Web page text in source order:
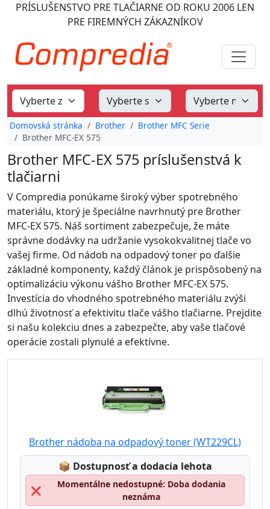
PRÍSLUŠENSTVO PRE TLAČIARNE OD ROKU 2006 LEN
PRE FIREMNÝCH ZÁKAZNÍKOV
Domovská stránka Brother
Brother MFC Serie
Brother MFC-EX 575
Brother MFC-EX 575 príslušenstvá k
tlačiarni
V Compredia ponúkame široký výber spotrebného
materiálu, ktorý je špeciálne navrhnutý pre Brother
MFC-EX 575. Náš sortiment zabezpečuje, že máte
správne dodávky na udržanie vysokokvalitnej tlače vo
vašej firme. Od nádob na odpadový toner po ďalšie
základné komponenty, každý článok je prispôsobený na
optimalizáciu výkonu vášho Brother MFC-EX 575.
Investícia do vhodného spotrebného materiálu zvýši
dlhú životnosť a efektivitu tlače vášho tlačiarne. Prejdite
si našu kolekciu dnes a zabezpečte, aby vaše tlačové
operácie zostali plynulé a efektívne.
Brother nádoba na odpadový toner (WT229CL)
📦 Lagerstatus:
Dostupnosť a dodacia lehota
❌
Momentálne nedostupné: Doba dodania
neznáma